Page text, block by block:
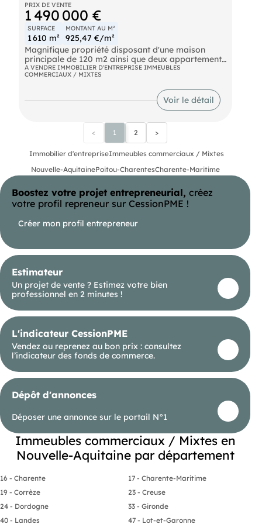
PRIX DE VENTE
1 490 000 €
SURFACE
1 610 m²
MONTANT AU M²
925,47 €/m²
Magnifique propriété disposant d'une maison
principale de 120 m2 ainsi que deux appartements
de location saisonnière sur un terrain de 1610 M2.
Extérieur privatif exceptionnelle avec piscine,
A VENDRE IMMOBILIER D'ENTREPRISE IMMEUBLES
COMMERCIAUX / MIXTES
Voir le détail
< 1 2 >
Immobilier d'entrepriseImmeubles commerciaux / Mixtes
Nouvelle-AquitainePoitou-CharentesCharente-Maritime
Boostez votre projet entrepreneurial, créez
votre profil repreneur sur CessionPME !
Créer mon profil entrepreneur
Estimateur
Un projet de vente ? Estimez votre bien
professionnel en 2 minutes !
L'indicateur CessionPME
Vendez ou reprenez au bon prix : consultez
l’indicateur des fonds de commerce.
Dépôt d'annonces
Déposer une annonce sur le portail N°1
Immeubles commerciaux / Mixtes en
Nouvelle-Aquitaine par département
16 - Charente
17 - Charente-Maritime
19 - Corrèze
23 - Creuse
24 - Dordogne
33 - Gironde
40 - Landes
47 - Lot-et-Garonne